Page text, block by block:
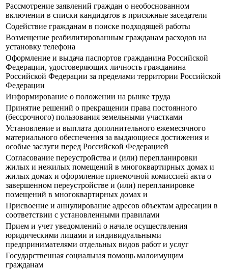
Рассмотрение заявлений граждан о необоснованном
включении в списки кандидатов в присяжные заседатели
Содействие гражданам в поиске подходящей работы
Возмещение реабилитированным гражданам расходов на
установку телефона
Оформление и выдача паспортов гражданина Российской
Федерации, удостоверяющих личность гражданина
Российской Федерации за пределами территории Российской
Федерации
Информирование о положении на рынке труда
Принятие решений о прекращении права постоянного
(бессрочного) пользования земельными участками
Установление и выплата дополнительного ежемесячного
материального обеспечения за выдающиеся достижения и
особые заслуги перед Российской Федерацией
Согласование переустройства и (или) перепланировки
жилых и нежилых помещений в многоквартирных домах и
жилых домах и оформление приемочной комиссией акта о
завершенном переустройстве и (или) перепланировке
помещений в многоквартирных домах и
Присвоение и аннулирование адресов объектам адресации в
соответствии с установленными правилами
Прием и учет уведомлений о начале осуществления
юридическими лицами и индивидуальными
предпринимателями отдельных видов работ и услуг
Государственная социальная помощь малоимущим
гражданам